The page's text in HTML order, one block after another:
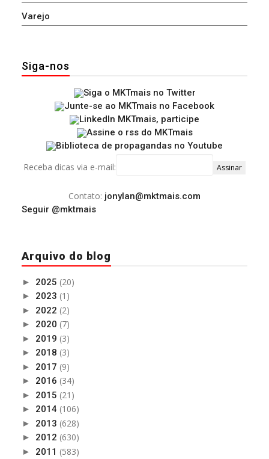
Varejo
Siga-nos
Receba dicas via e-mail:
Contato: jonylan@mktmais.com
Seguir @mktmais
Arquivo do blog
► 2025 (20)
► 2023 (1)
► 2022 (2)
► 2020 (7)
► 2019 (3)
► 2018 (3)
► 2017 (9)
► 2016 (34)
► 2015 (21)
► 2014 (106)
► 2013 (628)
► 2012 (630)
► 2011 (583)